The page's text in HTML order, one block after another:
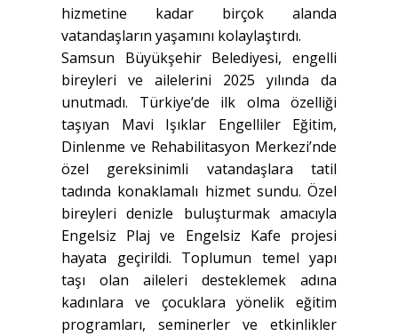
hizmetine kadar birçok alanda
vatandaşların yaşamını kolaylaştırdı.
Samsun Büyükşehir Belediyesi, engelli
bireyleri ve ailelerini 2025 yılında da
unutmadı. Türkiye’de ilk olma özelliği
taşıyan Mavi Işıklar Engelliler Eğitim,
Dinlenme ve Rehabilitasyon Merkezi’nde
özel gereksinimli vatandaşlara tatil
tadında konaklamalı hizmet sundu. Özel
bireyleri denizle buluşturmak amacıyla
Engelsiz Plaj ve Engelsiz Kafe projesi
hayata geçirildi. Toplumun temel yapı
taşı olan aileleri desteklemek adına
kadınlara ve çocuklara yönelik eğitim
programları, seminerler ve etkinlikler